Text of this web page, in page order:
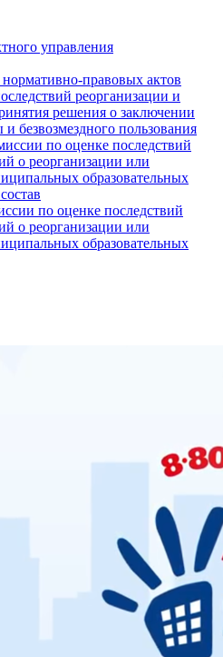
управления
правовых актов
реорганизации и
решения о заключении
безвозмездного пользования
по оценке последствий
о реорганизации или
образовательных
по оценке последствий
о реорганизации или
образовательных